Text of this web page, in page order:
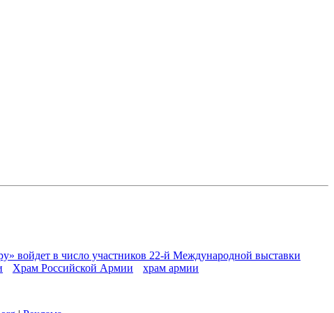
войдет в число участников 22-й Международной выставки
Храм Российской Армии храм армии